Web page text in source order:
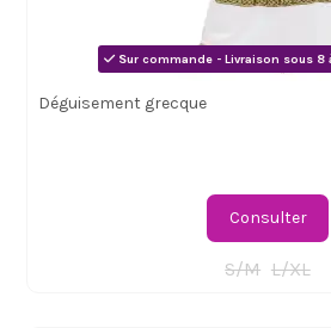
Sur commande - Livraison sous 8
Déguisement grecque
Consulter
S/M L/XL